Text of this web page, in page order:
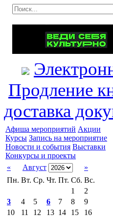
Продление
доставка
Афиша мероприятий Акции
Курсы Запись на мероприятие
Новости и события Выставки
Конкурсы и проекты
«
Август
»
Пн. Вт. Ср. Чт. Пт. Сб. Вс.
1
2
3
4 5 6 7 8
9
10
11 12 13 14 15
16